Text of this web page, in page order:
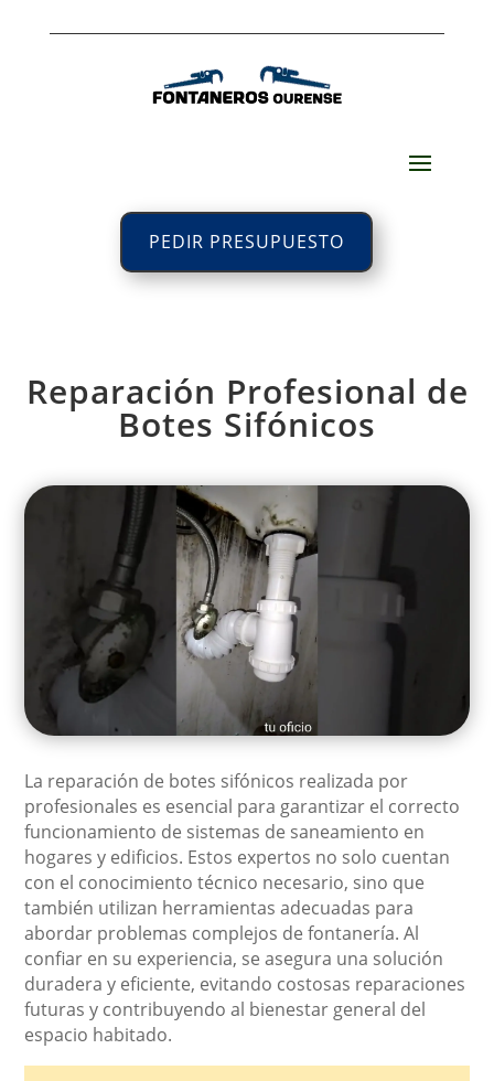
PEDIR PRESUPUESTO
Reparación Profesional de
Botes Sifónicos
La reparación de botes sifónicos realizada por
profesionales es esencial para garantizar el correcto
funcionamiento de sistemas de saneamiento en
hogares y edificios. Estos expertos no solo cuentan
con el conocimiento técnico necesario, sino que
también utilizan herramientas adecuadas para
abordar problemas complejos de fontanería. Al
confiar en su experiencia, se asegura una solución
duradera y eficiente, evitando costosas reparaciones
futuras y contribuyendo al bienestar general del
espacio habitado.